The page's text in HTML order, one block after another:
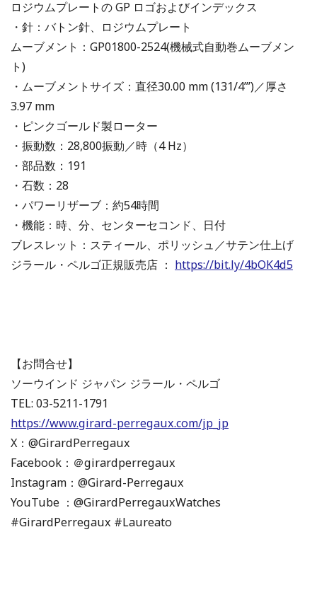
ロジウムプレートの GP ロゴおよびインデックス
・針：バトン針、ロジウムプレート
ムーブメント：GP01800-2524(機械式自動巻ムーブメン
ト)
・ムーブメントサイズ：直径30.00 mm (131/4’’’)／厚さ
3.97 mm
・ピンクゴールド製ローター
・振動数：28,800振動／時（4 Hz）
・部品数：191
・石数：28
・パワーリザーブ：約54時間
・機能：時、分、センターセコンド、日付
ブレスレット：スティール、ポリッシュ／サテン仕上げ
ジラール・ペルゴ正規販売店 ： https://bit.ly/4bOK4d5
【お問合せ】
ソーウインド ジャパン ジラール・ペルゴ
TEL: 03-5211-1791
https://www.girard-perregaux.com/jp_jp
Facebook：＠girardperregaux
Instagram：@Girard-Perregaux
YouTube ：@GirardPerregauxWatches
#GirardPerregaux #Laureato